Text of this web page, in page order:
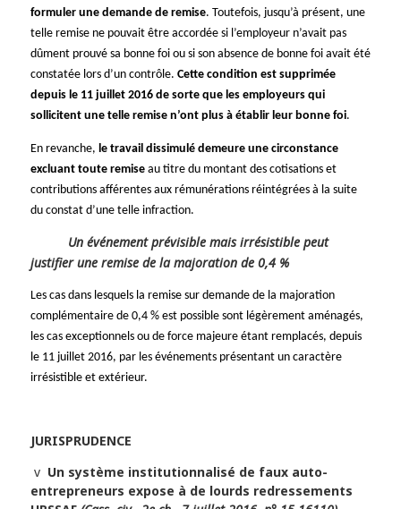
formuler une demande de remise. Toutefois, jusqu’à présent, une
telle remise ne pouvait être accordée si l’employeur n’avait pas
dûment prouvé sa bonne foi ou si son absence de bonne foi avait été
constatée lors d’un contrôle. Cette condition est supprimée
depuis le 11 juillet 2016 de sorte que les employeurs qui
sollicitent une telle remise n’ont plus à établir leur bonne foi.
En revanche, le travail dissimulé demeure une circonstance
excluant toute remiseau titre du montant des cotisations et
contributions afférentes aux rémunérations réintégrées à la suite
du constat d’une telle infraction.
Un événement prévisible mais irrésistible peut
justifier une remise de la majoration de 0,4 %
Les cas dans lesquels la remise sur demande de la majoration
complémentaire de 0,4 % est possible sont légèrement aménagés,
les cas exceptionnels ou de force majeure étant remplacés, depuis
le 11 juillet 2016, par les événements présentant un caractère
irrésistible et extérieur.
JURISPRUDENCE
v Un système institutionnalisé de faux auto-
entrepreneurs expose à de lourds redressements